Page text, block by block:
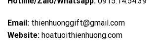
Email: thienhuonggift@gmail.com
Website: hoatuoithienhuong.com